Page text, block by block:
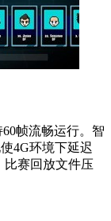
帧流畅运行。智
4G环境下延迟
比赛回放文件压